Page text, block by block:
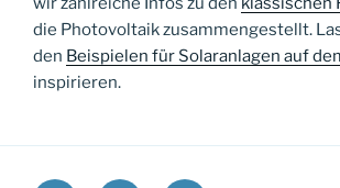
die Photovoltaik zusammengestellt.
den Beispielen für Solaranlagen auf
inspirieren.